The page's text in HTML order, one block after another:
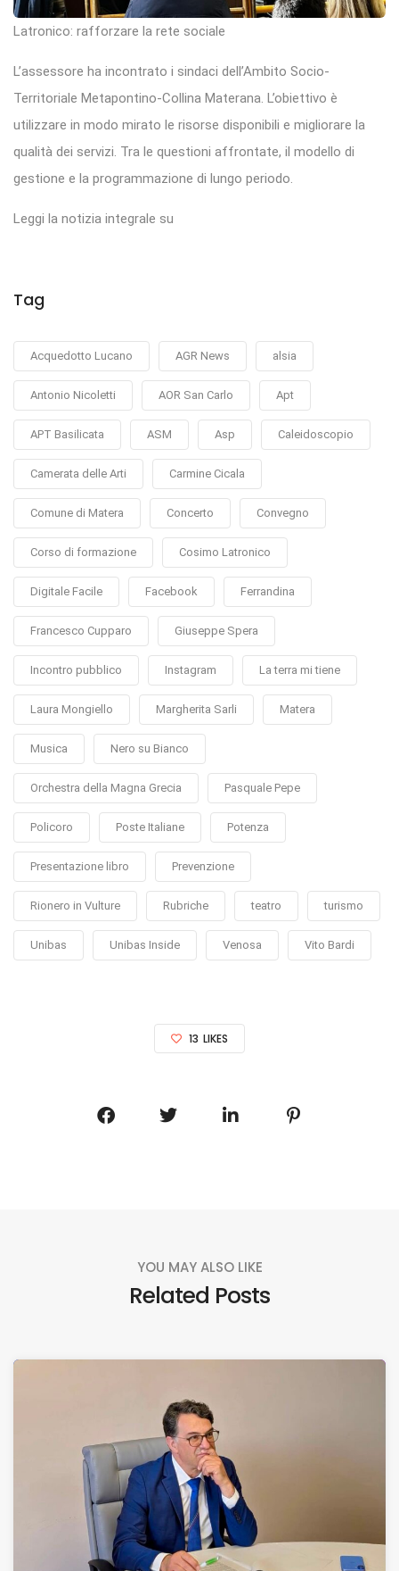
Latronico: rafforzare la rete sociale
L’assessore ha incontrato i sindaci dell’Ambito Socio-
Territoriale Metapontino-Collina Materana. L’obiettivo è
utilizzare in modo mirato le risorse disponibili e migliorare la
qualità dei servizi. Tra le questioni affrontate, il modello di
gestione e la programmazione di lungo periodo.
Leggi la notizia integrale su
Tag
Acquedotto Lucano AGR News alsia
Antonio Nicoletti AOR San Carlo Apt
APT Basilicata ASM Asp Caleidoscopio
Camerata delle Arti Carmine Cicala
Comune di Matera Concerto Convegno
Corso di formazione Cosimo Latronico
Digitale Facile Facebook Ferrandina
Francesco Cupparo Giuseppe Spera
Incontro pubblico Instagram La terra mi tiene
Laura Mongiello Margherita Sarli Matera
Musica Nero su Bianco
Orchestra della Magna Grecia Pasquale Pepe
Policoro Poste Italiane Potenza
Presentazione libro Prevenzione
Rionero in Vulture Rubriche teatro turismo
Unibas Unibas Inside Venosa Vito Bardi
13 LIKES
YOU MAY ALSO LIKE
Related Posts